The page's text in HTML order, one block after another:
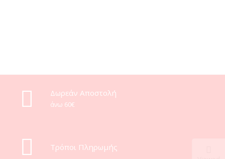
Δωρεάν Αποστολή
άνω 60€
Τρόποι Πληρωμής